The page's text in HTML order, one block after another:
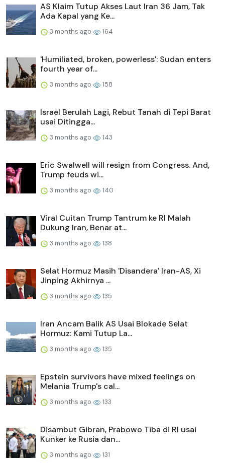
AS Klaim Tutup Akses Laut Iran 36 Jam, Tak
Ada Kapal yang Ke...
3 months ago 164
'Humiliated, broken, powerless': Sudan enters
fourth year of...
3 months ago 158
Israel Berulah Lagi, Rebut Tanah di Tepi Barat
usai Ditingga...
3 months ago 143
Eric Swalwell will resign from Congress. And,
Trump feuds wi...
3 months ago 140
Viral Cuitan Trump Tantrum ke RI Malah
Dukung Iran, Benar at...
3 months ago 138
Selat Hormuz Masih 'Disandera' Iran-AS, Xi
Jinping Akhirnya ...
3 months ago 135
Iran Ancam Balik AS Usai Blokade Selat
Hormuz: Kami Tutup La...
3 months ago 135
Epstein survivors have mixed feelings on
Melania Trump's cal...
3 months ago 133
Disambut Gibran, Prabowo Tiba di RI usai
Kunker ke Rusia dan...
3 months ago 131